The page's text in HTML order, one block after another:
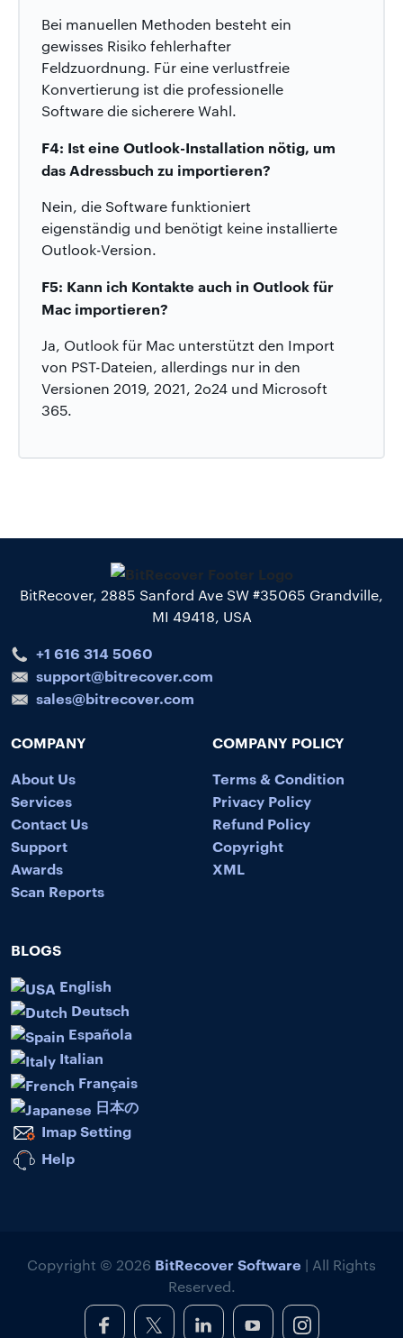
Bei manuellen Methoden besteht ein
gewisses Risiko fehlerhafter
Feldzuordnung. Für eine verlustfreie
Konvertierung ist die professionelle
Software die sicherere Wahl.
F4: Ist eine Outlook-Installation nötig, um
das Adressbuch zu importieren?
Nein, die Software funktioniert
eigenständig und benötigt keine installierte
Outlook-Version.
F5: Kann ich Kontakte auch in Outlook für
Mac importieren?
Ja, Outlook für Mac unterstützt den Import
von PST-Dateien, allerdings nur in den
Versionen 2019, 2021, 2o24 und Microsoft
365.
BitRecover, 2885 Sanford Ave SW #35065 Grandville,
MI 49418, USA
+1 616 314 5060
support@bitrecover.com
sales@bitrecover.com
COMPANY
About Us
Services
Contact Us
Support
Awards
Scan Reports
COMPANY POLICY
Terms & Condition
Privacy Policy
Refund Policy
Copyright
XML
BLOGS
English
Deutsch
Española
Italian
Français
日本の
Imap Setting
Help
Copyright © 2026 BitRecover Software | All Rights
Reserved.